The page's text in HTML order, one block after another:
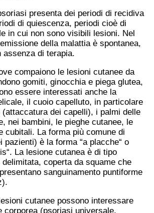
presenta dei periodi di recidiva
di quiescenza, periodi cioè di
in cui non sono visibili lesioni. Nel
della malattia è spontanea,
di terapia.
compaiono le lesioni cutanee da
gomiti, ginocchia e piega glutea,
essere interessati anche la
il cuoio capelluto, in particolare
(attaccatura dei capelli), i palmi delle
nei bambini, le pieghe cutanee, le
cubitali. La forma più comune di
pazienti) è la forma “a placche“ o
La lesione cutanea è di tipo
coperta da squame che
sanguinamento puntiforme
cutanee possono interessare
corporea (psoriasi universale,